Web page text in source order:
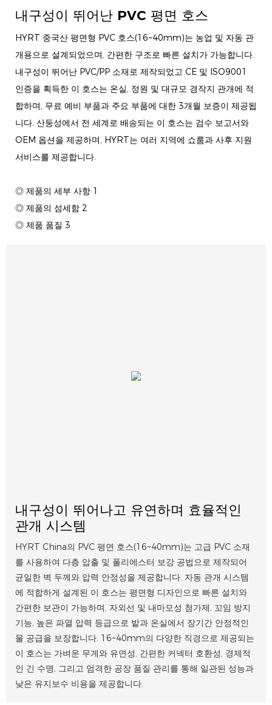
내구성이 뛰어난 PVC 평면 호스
HYRT 중국산 평면형 PVC 호스(16~40mm)는 농업 및 자동 관
개용으로 설계되었으며, 간편한 구조로 빠른 설치가 가능합니다.
내구성이 뛰어난 PVC/PP 소재로 제작되었고 CE 및 ISO9001
인증을 획득한 이 호스는 온실, 정원 및 대규모 경작지 관개에 적
합하며, 무료 예비 부품과 주요 부품에 대한 3개월 보증이 제공됩
니다. 산둥성에서 전 세계로 배송되는 이 호스는 검수 보고서와
OEM 옵션을 제공하며, HYRT는 여러 지역에 쇼룸과 사후 지원
서비스를 제공합니다.
◎ 제품의 세부 사항 1
◎ 제품의 섬세함 2
◎ 제품 품질 3
내구성이 뛰어나고 유연하며 효율적인
관개 시스템
HYRT China의 PVC 평면 호스(16~40mm)는 고급 PVC 소재
를 사용하여 다층 압출 및 폴리에스터 보강 공법으로 제작되어
균일한 벽 두께와 압력 안정성을 제공합니다. 자동 관개 시스템
에 적합하게 설계된 이 호스는 평면형 디자인으로 빠른 설치와
간편한 보관이 가능하며, 자외선 및 내마모성 첨가제, 꼬임 방지
기능, 높은 파열 압력 등급으로 밭과 온실에서 장기간 안정적인
물 공급을 보장합니다. 16~40mm의 다양한 직경으로 제공되는
이 호스는 가벼운 무게와 유연성, 간편한 커넥터 호환성, 경제적
인 긴 수명, 그리고 엄격한 공장 품질 관리를 통해 일관된 성능과
낮은 유지보수 비용을 제공합니다.